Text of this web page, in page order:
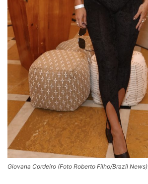
Giovana Cordeiro (Foto Roberto Filho/Brazil News)